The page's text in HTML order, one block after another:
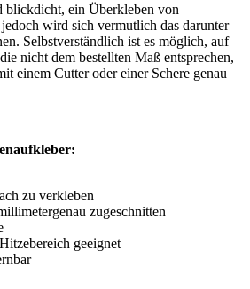
blickdicht, ein Überkleben von
wird sich vermutlich das darunter
Selbstverständlich ist es möglich, auf
nicht dem bestellten Maß entsprechen,
einem Cutter oder einer Schere genau
zu verkleben
zugeschnitten
geeignet